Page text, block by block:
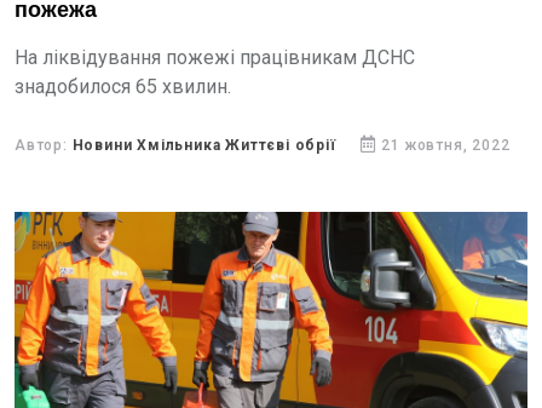
пожежа
На ліквідування пожежі працівникам ДСНС
знадобилося 65 хвилин.
Автор: Новини Хмільника Життєві обрії 21 жовтня, 2022